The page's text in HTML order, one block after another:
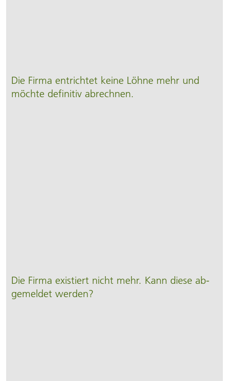
Die Firma ent­richtet keine Löhne mehr und
möchte defi­nitiv ab­rechnen.
Die Firma existiert nicht mehr. Kann diese ab­
gemeldet werden?